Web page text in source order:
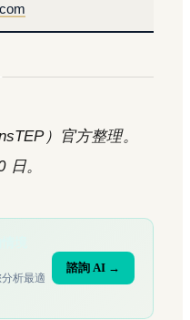
）官方整理。
日。
析最適
諮詢 AI →